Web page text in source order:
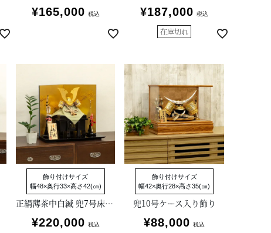
¥165,000 税込 ¥187,000 税込
在庫切れ
飾り付けサイズ
幅48×奥行33×高さ42(㎝)
正絹薄茶中白縅 兜7号床飾り 雄山作
¥220,000 税込
飾り付けサイズ
幅42×奥行28×高さ35(㎝)
兜10号ケース入り飾り
¥88,000 税込